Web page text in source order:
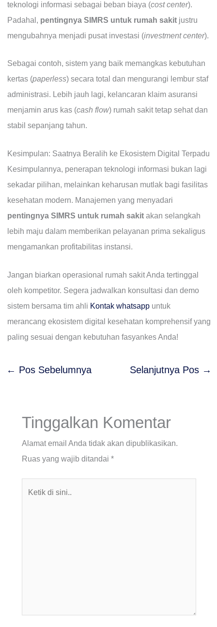
teknologi informasi sebagai beban biaya (cost center).
Padahal, pentingnya SIMRS untuk rumah sakitjustru
mengubahnya menjadi pusat investasi (investment center).
Sebagai contoh, sistem yang baik memangkas kebutuhan
kertas (paperless) secara total dan mengurangi lembur staf
administrasi. Lebih jauh lagi, kelancaran klaim asuransi
menjamin arus kas (cash flow) rumah sakit tetap sehat dan
stabil sepanjang tahun.
Kesimpulan: Saatnya Beralih ke Ekosistem Digital Terpadu
Kesimpulannya, penerapan teknologi informasi bukan lagi
sekadar pilihan, melainkan keharusan mutlak bagi fasilitas
kesehatan modern. Manajemen yang menyadari
pentingnya SIMRS untuk rumah sakitakan selangkah
lebih maju dalam memberikan pelayanan prima sekaligus
mengamankan profitabilitas instansi.
Jangan biarkan operasional rumah sakit Anda tertinggal
oleh kompetitor. Segera jadwalkan konsultasi dan demo
sistem bersama tim ahli Kontak whatsappuntuk
merancang ekosistem digital kesehatan komprehensif yang
paling sesuai dengan kebutuhan fasyankes Anda!
← Pos Sebelumnya Selanjutnya Pos →
Tinggalkan Komentar
Alamat email Anda tidak akan dipublikasikan.
Ruas yang wajib ditandai *